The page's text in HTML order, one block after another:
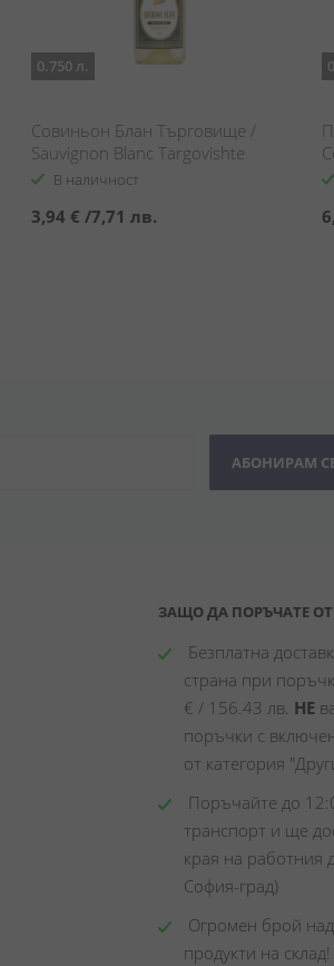
0.750 л.
Совиньон Блан Търговище /
Sauvignon Blanc Targovishte
В наличност
3,94 € /7,71 лв.
АБОНИРАМ
ЗАЩО ДА ПОРЪЧАТЕ ОТ
Безплатна
страна при
€ / 156.43 лв. НЕ
поръчки с
от категория
Поръчайте до
транспорт и ще
края на работния
София-град)
Огромен брой
продукти на склад!